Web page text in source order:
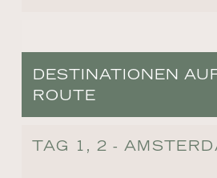
DESTINATIONEN
ROUTE
TAG 1, 2 -